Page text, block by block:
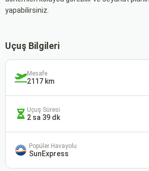
yapabilirsiniz.
Uçuş Bilgileri
Mesafe
2117 km
Uçuş Süresi
2 sa 39 dk
Popüler Havayolu
SunExpress